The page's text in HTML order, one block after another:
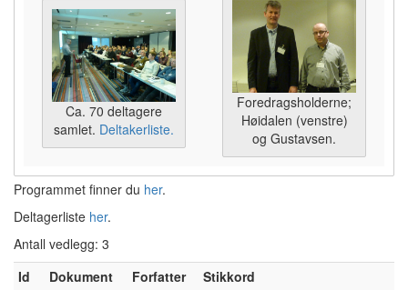
Ca. 70 deltagere
samlet. Deltakerliste.
Foredragsholderne;
Høidalen (venstre)
og Gustavsen.
Programmet finner du her.
Deltagerliste her.
Antall vedlegg: 3
Id
Dokument Forfatter Stikkord